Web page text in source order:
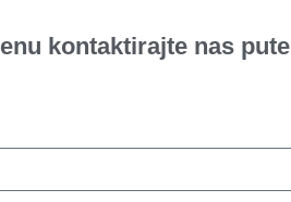
kontaktirajte nas